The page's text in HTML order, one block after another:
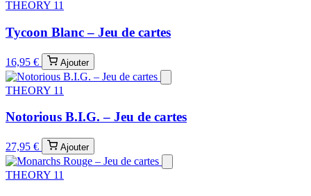
THEORY 11
Tycoon Blanc – Jeu de cartes
16,95 € Ajouter
THEORY 11
Notorious B.I.G. – Jeu de cartes
27,95 € Ajouter
THEORY 11